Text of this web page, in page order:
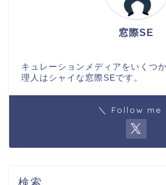
窓際SE
キュレーションメディアをいくつ
理人はシャイな窓際SEです。
＼ Follow me
検索